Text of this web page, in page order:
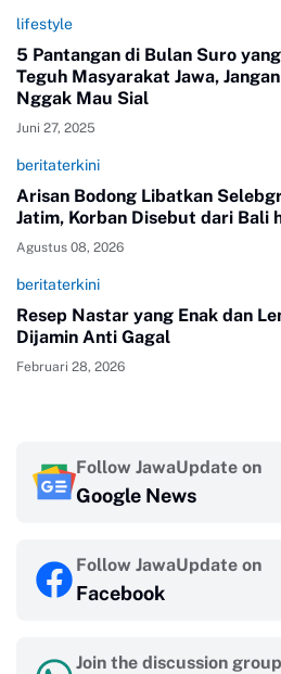
lifestyle
5 Pantangan di Bulan Suro
Teguh Masyarakat Jawa,
Nggak Mau Sial
Juni 27, 2025
beritaterkini
Arisan Bodong Libatkan
Jatim, Korban Disebut dari Bali
Agustus 08, 2026
beritaterkini
Resep Nastar yang Enak dan
Dijamin Anti Gagal
Februari 28, 2026
Follow JawaUpdate on
Google News
Follow JawaUpdate on
Facebook
Join the discussion